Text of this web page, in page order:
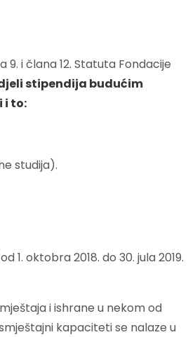
9. i člana 12. Statuta Fondacije
stipendija budućim
i to:
studija).
1. oktobra 2018. do 30. jula 2019.
i ishrane u nekom od
kapaciteti se nalaze u